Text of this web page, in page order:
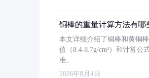
铜棒的重量计算方法有哪
本文详细介绍了铜棒和黄铜
值（8.4-8.7g/cm³）和计算
准。
2026年8月4日